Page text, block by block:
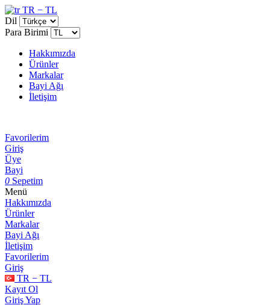
TR − TL
Dil
Para Birimi
Hakkımızda
Ürünler
Markalar
Bayi Ağı
İletişim
Favorilerim
Giriş
Üye
Bayi
0 Sepetim
Menü
Hakkımızda
Ürünler
Markalar
Bayi Ağı
İletişim
Favorilerim
Giriş
TR − TL
Kayıt Ol
Giriş Yap